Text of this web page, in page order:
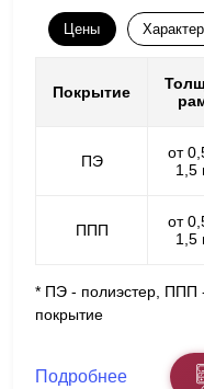
Цены
Покрытие
ПЭ
от
1,5
ППП
от
1,5
* ПЭ - полиэстер, ППП
покрытие
Подробнее